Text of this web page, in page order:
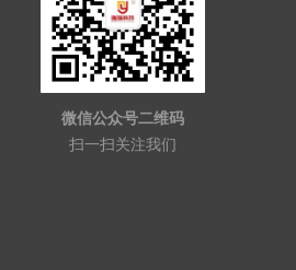
微信公众号二维码
扫一扫关注我们